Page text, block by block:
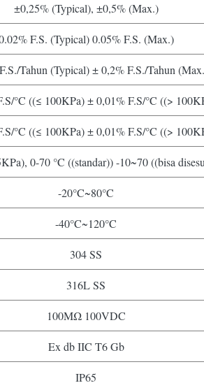
±0,25% (Typical), ±0,5% (Max.)
F.S. (Typical) 0.05% F.S. (Max.)
Tahun (Typical) ± 0,2% F.S./Tahun
°C ((≤ 100KPa) ± 0,01% F.S/°C ((>
°C ((≤ 100KPa) ± 0,01% F.S/°C ((>
0-70 °C ((standar)) -10~70 ((bisa
-20°C~80°C
-40°C~120°C
304 SS
316L SS
100MΩ 100VDC
Ex db IIC T6 Gb
IP65